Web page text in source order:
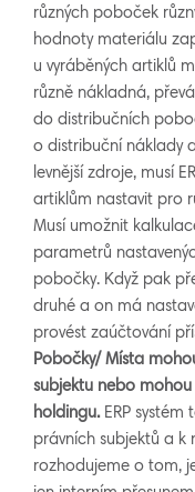
různých poboček
hodnoty materiálu
u vyráběných artiklů
různě nákladná,
do distribučních
o distribuční náklady
levnější zdroje, musí
artiklům nastavit pro
Musí umožnit
parametrů
pobočky. Když pak
druhé a on má
provést zaúčtování
Pobočky/ Místa
subjektu nebo
holdingu.ERP systém
právních subjektů a k
rozhodujeme o tom,